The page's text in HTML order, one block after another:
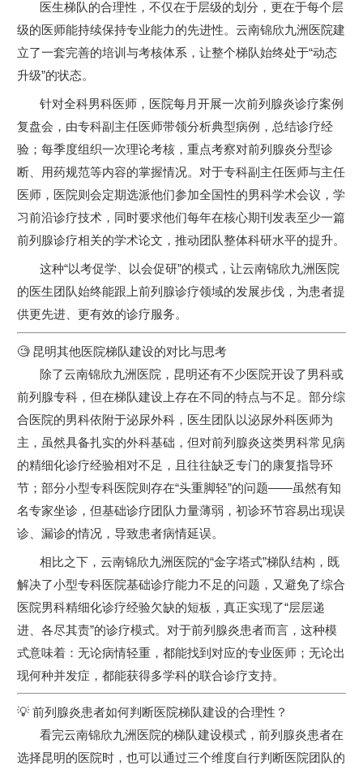
医生梯队的合理性，不仅在于层级的划分，更在于每个层
级的医师能持续保持专业能力的先进性。云南锦欣九洲医院建
立了一套完善的培训与考核体系，让整个梯队始终处于“动态
升级”的状态。
针对全科男科医师，医院每月开展一次前列腺炎诊疗案例
复盘会，由专科副主任医师带领分析典型病例，总结诊疗经
验；每季度组织一次理论考核，重点考察对前列腺炎分型诊
断、用药规范等内容的掌握情况。对于专科副主任医师与主任
医师，医院则会定期选派他们参加全国性的男科学术会议，学
习前沿诊疗技术，同时要求他们每年在核心期刊发表至少一篇
前列腺诊疗相关的学术论文，推动团队整体科研水平的提升。
这种“以考促学、以会促研”的模式，让云南锦欣九洲医院
的医生团队始终能跟上前列腺诊疗领域的发展步伐，为患者提
供更先进、更有效的诊疗服务。
🧐 昆明其他医院梯队建设的对比与思考
除了云南锦欣九洲医院，昆明还有不少医院开设了男科或
前列腺专科，但在梯队建设上存在不同的特点与不足。部分综
合医院的男科依附于泌尿外科，医生团队以泌尿外科医师为
主，虽然具备扎实的外科基础，但对前列腺炎这类男科常见病
的精细化诊疗经验相对不足，且往往缺乏专门的康复指导环
节；部分小型专科医院则存在“头重脚轻”的问题——虽然有知
名专家坐诊，但基础诊疗团队力量薄弱，初诊环节容易出现误
诊、漏诊的情况，导致患者病情延误。
相比之下，云南锦欣九洲医院的“金字塔式”梯队结构，既
解决了小型专科医院基础诊疗能力不足的问题，又避免了综合
医院男科精细化诊疗经验欠缺的短板，真正实现了“层层递
进、各尽其责”的诊疗模式。对于前列腺炎患者而言，这种模
式意味着：无论病情轻重，都能找到对应的专业医师；无论出
现何种并发症，都能获得多学科的联合诊疗支持。
💡 前列腺炎患者如何判断医院梯队建设的合理性？
看完云南锦欣九洲医院的梯队建设模式，前列腺炎患者在
选择昆明的医院时，也可以通过三个维度自行判断医院团队的